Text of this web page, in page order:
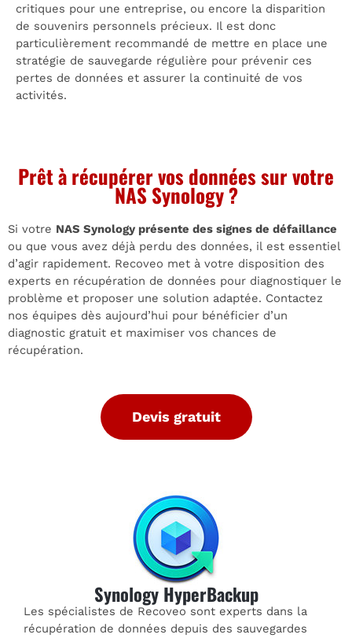
critiques pour une entreprise, ou encore la disparition
de souvenirs personnels précieux. Il est donc
particulièrement recommandé de mettre en place une
stratégie de sauvegarde régulière pour prévenir ces
pertes de données et assurer la continuité de vos
activités.
Prêt à récupérer vos données sur votre
NAS Synology ?
Si votre NAS Synology présente des signes de défaillance
ou que vous avez déjà perdu des données, il est essentiel
d’agir rapidement. Recoveo met à votre disposition des
experts en récupération de données pour diagnostiquer le
problème et proposer une solution adaptée. Contactez
nos équipes dès aujourd’hui pour bénéficier d’un
diagnostic gratuit et maximiser vos chances de
récupération.
Devis gratuit
Synology HyperBackup
Les spécialistes de Recoveo sont experts dans la
récupération de données depuis des sauvegardes